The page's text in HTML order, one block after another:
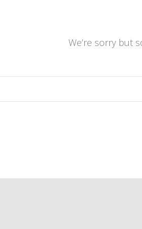
We’re sorry but